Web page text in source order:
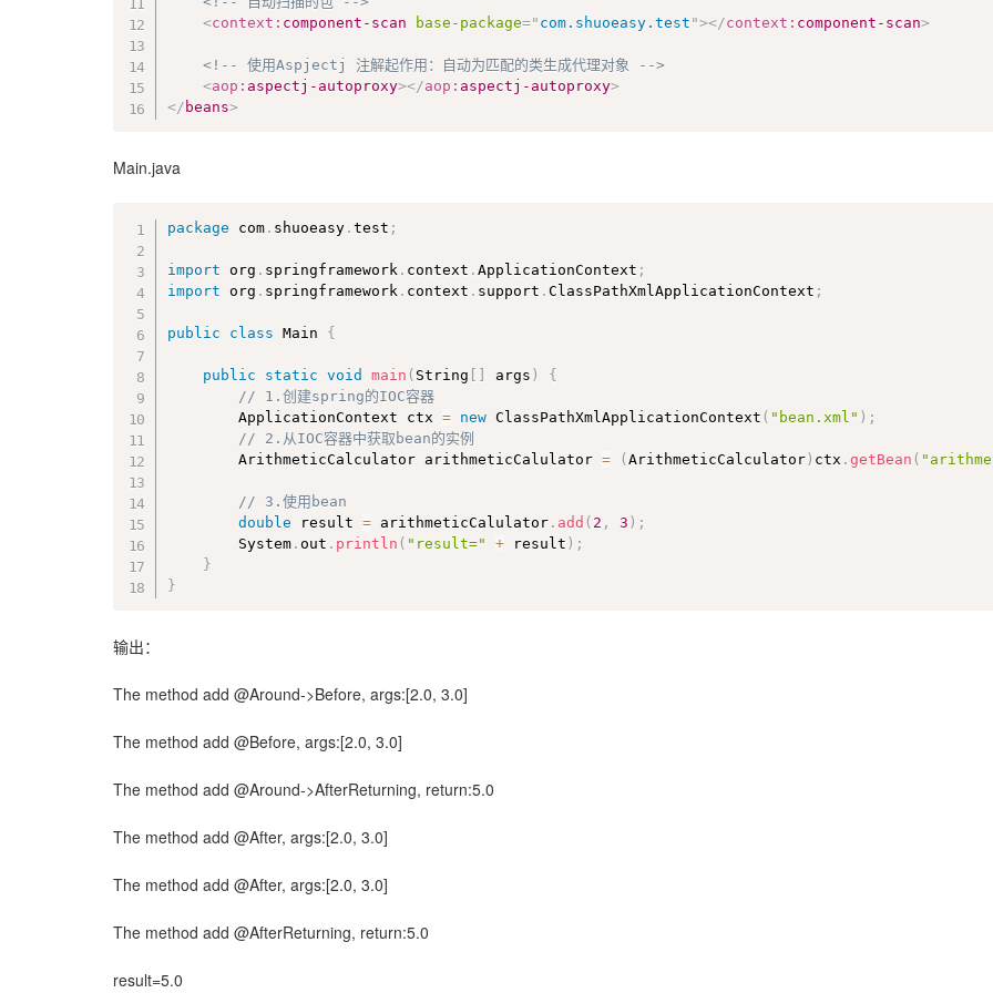
public
void afterReturning JoinPoint joinPoint Object result
{
		String methodName
joinPoint getSignature getName
		Object
] args = joinPoint. getArgs();
. out println "The method " methodName
		String methodName
}
// 类似动态代理的全过程ProceedingJoinPoint类型的参数可以决定是否执行目标方法。
	@
Around ("execution(* com.shuoeasy.test.*.*(..))"
public Object aroundMethod(
//return 100.0; // 如果return 100.0，目标方法的返回值就被强制改为100.0
		String methodName
		Object
] args = pjd.getArgs() ;
			System
.out .println ("The method "
			System
.out. println
}
		System
.out.println
return result
;
<context: component-scan base-package=" com.shuoeasy.test "></context: component-scan>
<!-- 使用Aspjectj 注解起作用：自动为匹配的类生成代理对象 -->
<aop: aspectj-autoproxy></aop: aspectj-autoproxy>
</ beans>
Main.java
package com . shuoeasy .test ;
import org . springframework . context .ApplicationContext ;
import org . springframework . context . support .ClassPathXmlApplicationContext ;
public class Main {
public static void main ( String [ ] args )
{
// 1.创建spring的IOC容器
		ApplicationContext ctx
= new ClassPathXmlApplicationContext ( "bean.xml" ) ;
// 2.从IOC容器中获取bean的实例
		ArithmeticCalculator arithmeticCalulator
= (ArithmeticCalculator) ctx .getBean (
// 3.使用bean
double result = arithmeticCalulator . add ( 2 , 3 ) ;
		System
. out . println ( "result=" + result ) ;
}
}
输出：
The method add @Around->Before, args:[2.0, 3.0]
The method add @Before, args:[2.0, 3.0]
The method add @Around->AfterReturning, return:5.0
The method add @After, args:[2.0, 3.0]
The method add @After, args:[2.0, 3.0]
The method add @AfterReturning, return:5.0
result=5.0